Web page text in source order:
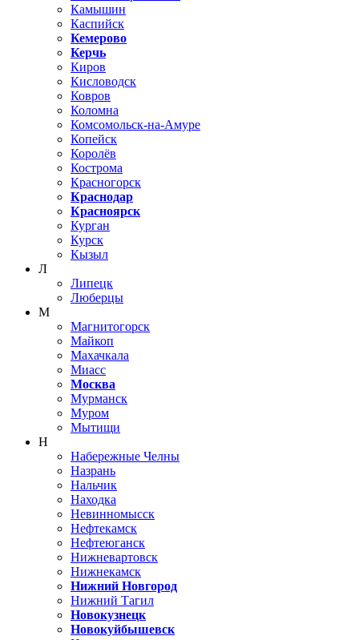
Камышин
Каспийск
Кемерово
Керчь
Киров
Кисловодск
Ковров
Коломна
Комсомольск-на-Амуре
Копейск
Королёв
Кострома
Красногорск
Краснодар
Красноярск
Курган
Курск
Кызыл
Л
Липецк
Люберцы
М
Магнитогорск
Майкоп
Махачкала
Миасс
Москва
Мурманск
Муром
Мытищи
Н
Набережные Челны
Назрань
Нальчик
Находка
Невинномысск
Нефтекамск
Нефтеюганск
Нижневартовск
Нижнекамск
Нижний Новгород
Нижний Тагил
Новокузнецк
Новокуйбышевск